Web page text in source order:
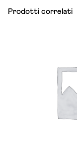
Prodotti correlati